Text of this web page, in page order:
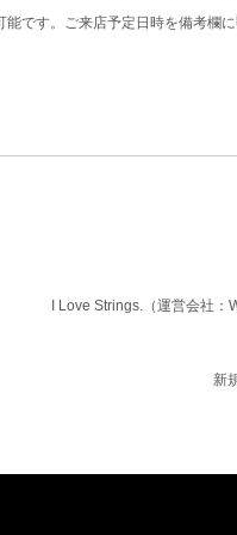
です。ご来店予定日時を備考欄に
I Love Strings.（運営会社：
新